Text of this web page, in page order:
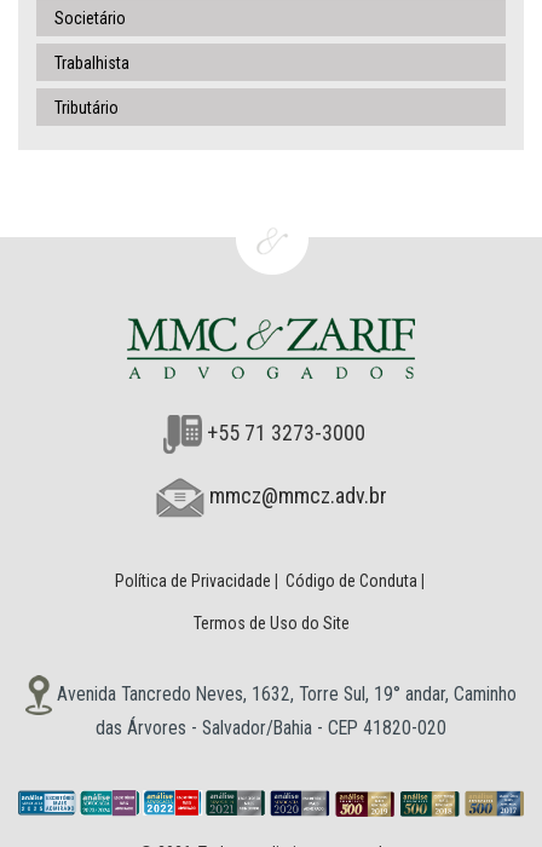
Societário
Trabalhista
Tributário
+55 71 3273-3000
mmcz@mmcz.adv.br
Política de Privacidade Código de Conduta
Termos de Uso do Site
Avenida Tancredo Neves, 1632, Torre Sul, 19° andar, Caminho
das Árvores - Salvador/Bahia - CEP 41820-020